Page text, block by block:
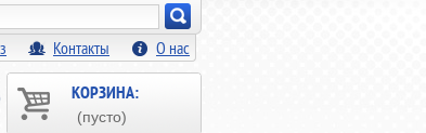
Искать!
Контакты О нас
КОРЗИНА:
(пусто)